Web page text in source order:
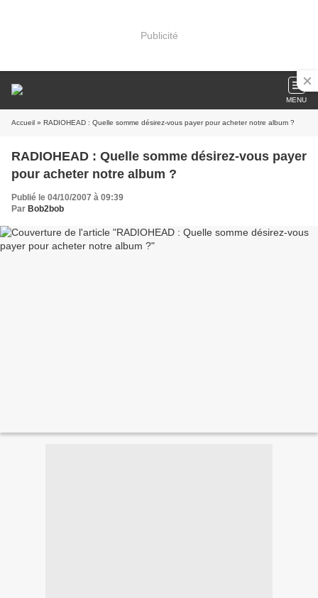
Publicité
MENU
Accueil » RADIOHEAD : Quelle somme désirez-vous payer pour acheter notre album ?
RADIOHEAD : Quelle somme désirez-vous payer
pour acheter notre album ?
Publié le 04/10/2007 à 09:39
Par Bob2bob